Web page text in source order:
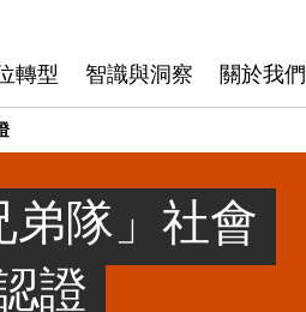
轉型 智識與洞察 關於我們
弟隊」社會
證